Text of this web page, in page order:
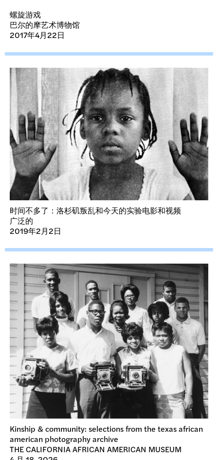
螺旋游戏
巴尔的摩艺术博物馆
2017年4月22日
时间不多了：洛杉矶叛乱和今天的实验电影和视频
广泛的
2019年2月2日
Kinship & community: selections from the texas african
american photography archive
THE CALIFORNIA AFRICAN AMERICAN MUSEUM